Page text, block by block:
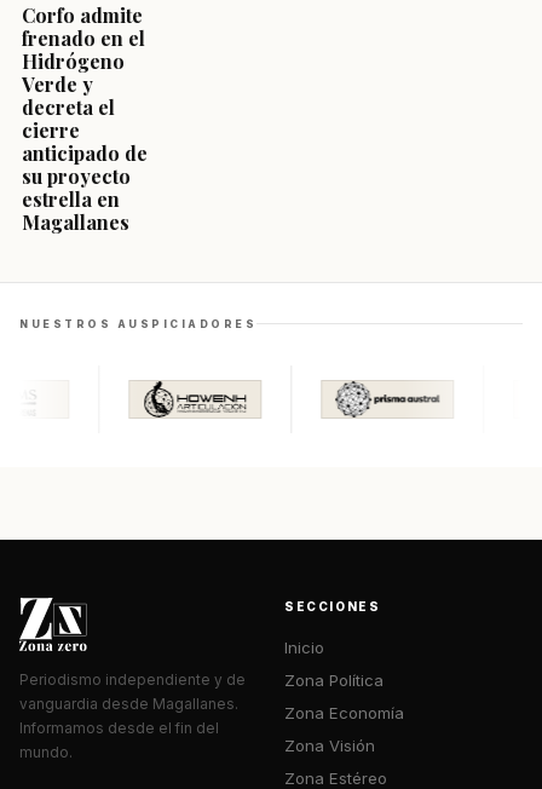
Corfo admite
frenado en el
Hidrógeno
Verde y
decreta el
cierre
anticipado de
su proyecto
estrella en
Magallanes
NUESTROS AUSPICIADORES
Periodismo independiente y de
vanguardia desde Magallanes.
Informamos desde el fin del
mundo.
SECCIONES
Inicio
Zona Política
Zona Economía
Zona Visión
Zona Estéreo